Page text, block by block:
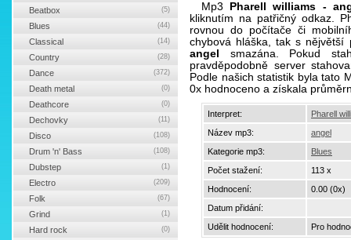
Mp3
Pharell williams -
kliknutím na patřičný odkaz.
rovnou do počítače či
chybová hláška, tak s
angel
smazána. Pokud
pravděpodobně server
Podle našich statistik byla tato
0x hodnoceno a získala
Interpret:
Pharell
Název mp3:
angel
Kategorie mp3:
Blues
Počet stažení:
113 x
Hodnocení:
0.00 (0x)
Datum přidání:
Udělit hodnocení:
Pro
Beatbox (5)
Blues (44)
Classical (14)
Country (28)
Dance (372)
Death metal (0)
Deathcore (0)
Dechovky (11)
Disco (108)
Drum 'n' Bass (108)
Dubstep (1)
Electro (209)
Folk (67)
Grind (1)
Hard rock (0)